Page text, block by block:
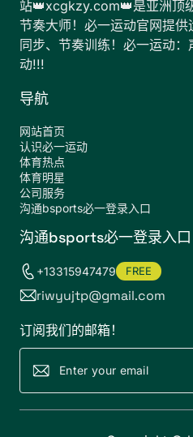
站👑xcgkzy.com👑是亚洲顶
节奏大师！必一运动官网提供
同步、节奏训练！必一运动
动!!!
导航
网站首页
认识必一运动
体育热点
体育明星
公司服务
沟通bsports必一登录入口
沟通bsports必一登录入口
+13315947479 FREE
riwyujtp@gmail.com
订阅我们的邮箱！